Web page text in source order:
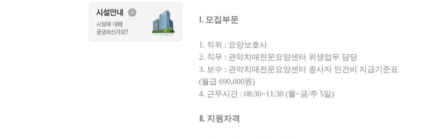
Ⅰ. 모집부문
1. 직위 : 요양보호사
2. 직무 : 관악치매전문요양센터 위생업무 담당
3. 보수 : 관악치매전문요양센터 종사자 인건비 지급기준표
(월급 690,000원)
4. 근무시간 : 08:30~11:30 (월~금/주 5일)
Ⅱ. 지원자격